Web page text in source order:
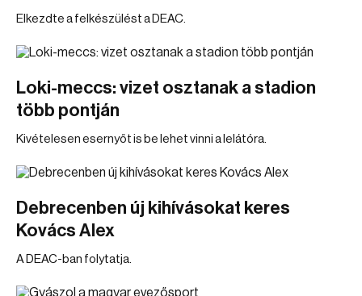
Elkezdte a felkészülést a DEAC.
Loki-meccs: vizet osztanak a stadion
több pontján
Kivételesen esernyőt is be lehet vinni a lelátóra.
Debrecenben új kihívásokat keres
Kovács Alex
A DEAC-ban folytatja.